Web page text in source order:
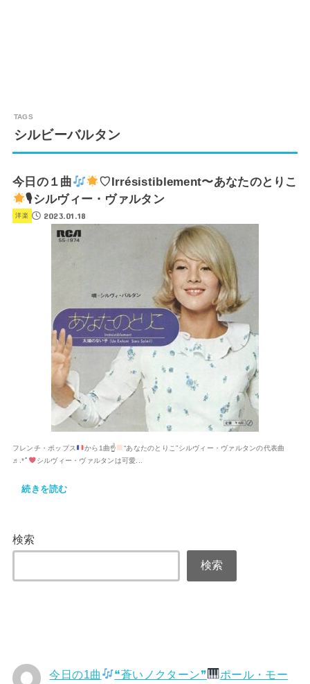
シルビーバルタン
今日の１曲
♡Irrésistiblement〜あなたのとりこ
🎙シルヴィー・ヴァルタン
洋楽 2023.01.18
フレンチ・ポップス から1曲☝
“あなたのとりこ”シルヴィー・ヴァルタンの代表曲
♬.*ﾟ
シルヴィー・ヴァルタンは可愛...
続きを読む
検索
検索
今日の1曲 ❝蒼いノクターン❞
ポール・モー